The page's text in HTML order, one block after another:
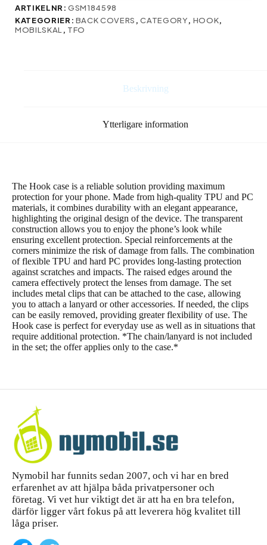
A25
(global)
ARTIKELNR:GSM184598
KATEGORIER: BACK COVERS ,CATEGORY, HOOK,
MOBILSKAL , TFO
Beskrivning
Ytterligare information
The Hook case is a reliable solution providing maximum
protection for your phone. Made from high-quality TPU and PC
materials, it combines durability with an elegant appearance,
highlighting the original design of the device. The transparent
construction allows you to enjoy the phone’s look while
ensuring excellent protection. Special reinforcements at the
corners minimize the risk of damage from falls. The combination
of flexible TPU and hard PC provides long-lasting protection
against scratches and impacts. The raised edges around the
camera effectively protect the lenses from damage. The set
includes metal clips that can be attached to the case, allowing
you to attach a lanyard or other accessories. If needed, the clips
can be easily removed, providing greater flexibility of use. The
Hook case is perfect for everyday use as well as in situations that
require additional protection. *The chain/lanyard is not included
in the set; the offer applies only to the case.*
Nymobil har funnits sedan 2007, och vi har en bred
erfarenhet av att hjälpa båda privatpersoner och
företag. Vi vet hur viktigt det är att ha en bra telefon,
därför ligger vårt fokus på att leverera hög kvalitet till
låga priser.